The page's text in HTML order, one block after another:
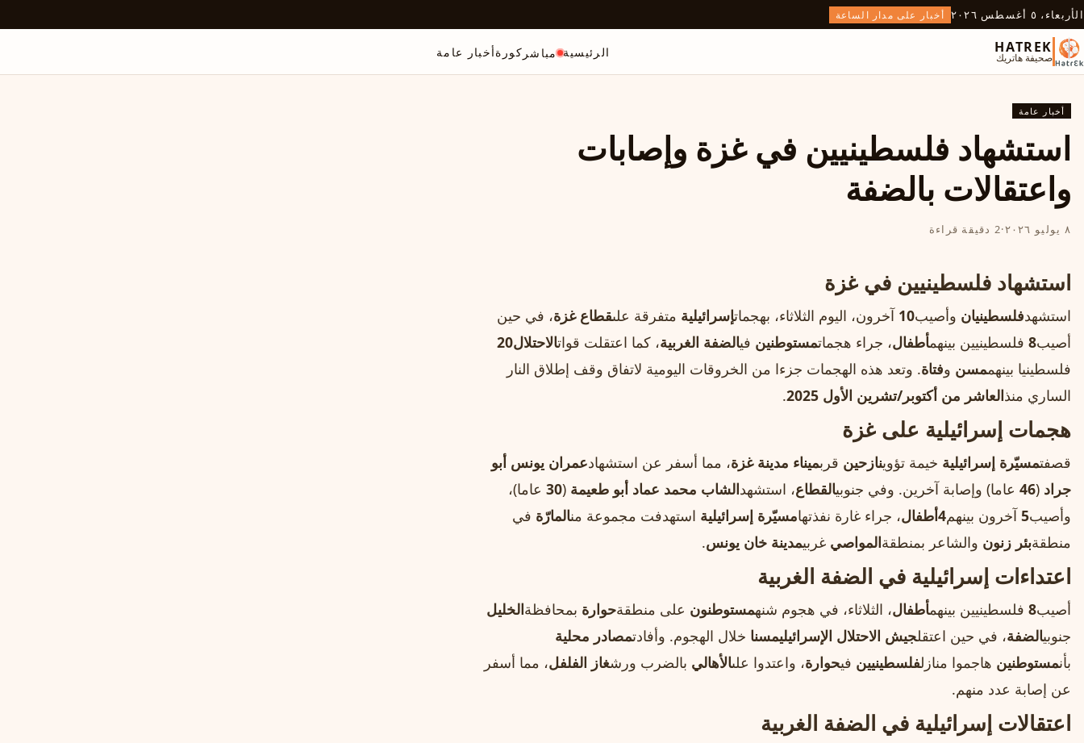
الأربعاء، ٥ أغسطس ٢٠٢٦ أخبار على مدار الساعة
HATREK
صحيفة هاتريك الرئيسية مباشر كورةأخبار عامة
أخبار عامة
استشهاد فلسطينيين في غزة وإصابات
واعتقالات بالضفة
٨ يوليو ٢٠٢٦ ·2 دقيقة قراءة
استشهاد فلسطينيين في غزة
استشهدفلسطينيان وأصيب10 آخرون، اليوم الثلاثاء، بهجماتإسرائيلية متفرقة علىقطاع غزة، في حين
أصيب8 فلسطينيين بينهمأطفال، جراء هجماتمستوطنين فيالضفة الغربية، كما اعتقلت قواتالاحتلال20
فلسطينيا بينهممسن وفتاة. وتعد هذه الهجمات جزءا من الخروقات اليومية لاتفاق وقف إطلاق النار
الساري منذالعاشر من أكتوبر/تشرين الأول 2025 .
هجمات إسرائيلية على غزة
قصفتمسيّرة إسرائيلية خيمة تؤوينازحين قربميناء مدينة غزة، مما أسفر عن استشهادعمران يونس أبو
جراد (
46 عاما) وإصابة آخرين. وفي جنوبيالقطاع، استشهدالشاب محمد عماد أبو طعيمة (
30 عاما)،
وأصيب5آخرون بينهم4أطفال، جراء غارة نفذتهامسيّرة إسرائيلية استهدفت مجموعة منالمارّة في
منطقةبئر زنون والشاعر بمنطقةالمواصي غربيمدينة خان يونس.
اعتداءات إسرائيلية في الضفة الغربية
أصيب8 فلسطينيين بينهمأطفال، الثلاثاء، في هجوم شنهمستوطنون على منطقةحوارة بمحافظةالخليل
جنوبيالضفة، في حين اعتقلجيش الاحتلال الإسرائيليمسنا خلال الهجوم. وأفادتمصادر محلية
بأنمستوطنين هاجموا منازلفلسطينيين فيحوارة، واعتدوا علىالأهالي بالضرب ورشغاز الفلفل، مما أسفر
عن إصابة عدد منهم.
اعتقالات إسرائيلية في الضفة الغربية